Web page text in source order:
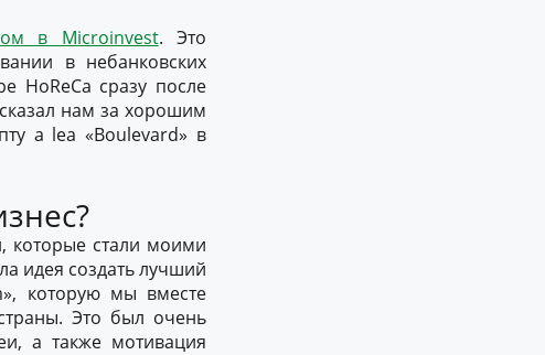
в Microinvest. Это
в небанковских
HoReCa сразу после
нам за хорошим
а lea «Boulevard» в
которые стали моими
идея создать лучший
которую мы вместе
Это был очень
а также мотивация